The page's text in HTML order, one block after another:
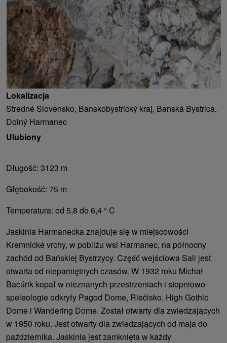
Lokalizacja
Stredné Slovensko, Banskobystrický kraj, Banská Bystrica,
Dolný Harmanec
Ulubiony
Długość: 3123 m
Głębokość: 75 m
Temperatura: od 5,8 do 6,4 ° C
Jaskinia Harmanecka znajduje się w miejscowości
Kremnické vrchy, w pobliżu wsi Harmanec, na północny
zachód od Bańskiej Bystrzycy. Część wejściowa Sali jest
otwarta od niepamiętnych czasów. W 1932 roku Michał
Bacúrik kopał w nieznanych przestrzeniach i stopniowo
speleologie odkryły Pagod Dome, Riečisko, High Gothic
Dome i Wandering Dome. Został otwarty dla zwiedzających
w 1950 roku. Jest otwarty dla zwiedzających od maja do
października. Jaskinia jest zamknięta w każdy